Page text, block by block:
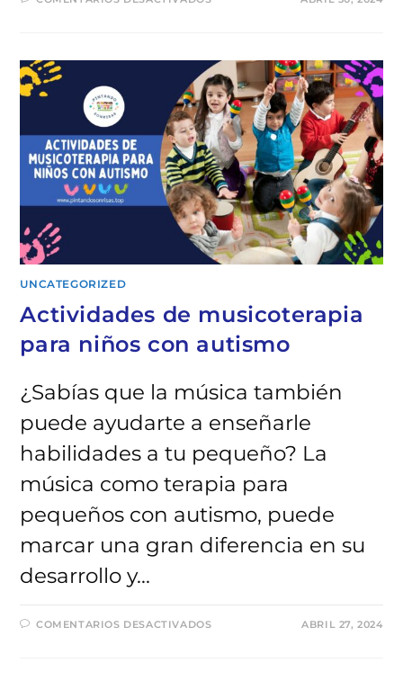
UNCATEGORIZED
Actividades de musicoterapia
para niños con autismo
¿Sabías que la música también
puede ayudarte a enseñarle
habilidades a tu pequeño? La
música como terapia para
pequeños con autismo, puede
marcar una gran diferencia en su
desarrollo y…
COMENTARIOS DESACTIVADOSEN ABRIL 27, 2024